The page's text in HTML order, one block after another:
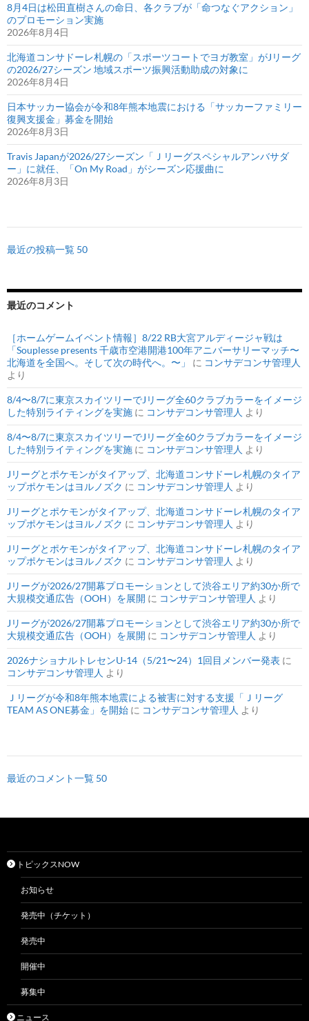
8月4日は松田直樹さんの命日、各クラブが「命つなぐアクション」
のプロモーション実施
2026年8月4日
北海道コンサドーレ札幌の「スポーツコートでヨガ教室」がJリーグ
の2026/27シーズン 地域スポーツ振興活動助成の対象に
2026年8月4日
日本サッカー協会が令和8年熊本地震における「サッカーファミリー
復興支援金」募金を開始
2026年8月3日
Travis Japanが2026/27シーズン「Ｊリーグスペシャルアンバサダ
ー」に就任、「On My Road」がシーズン応援曲に
2026年8月3日
最近の投稿一覧 50
最近のコメント
［ホームゲームイベント情報］8/22 RB大宮アルディージャ戦は
「Souplesse presents 千歳市空港開港100年アニバーサリーマッチ〜
北海道を全国へ。そして次の時代へ。〜」
に コンサデコンサ管理人
より
8/4〜8/7に東京スカイツリーでJリーグ全60クラブカラーをイメージ
した特別ライティングを実施 に コンサデコンサ管理人 より
8/4〜8/7に東京スカイツリーでJリーグ全60クラブカラーをイメージ
した特別ライティングを実施 に コンサデコンサ管理人 より
Jリーグとポケモンがタイアップ、北海道コンサドーレ札幌のタイア
ップポケモンはヨルノズク に コンサデコンサ管理人 より
Jリーグとポケモンがタイアップ、北海道コンサドーレ札幌のタイア
ップポケモンはヨルノズク に コンサデコンサ管理人 より
Jリーグとポケモンがタイアップ、北海道コンサドーレ札幌のタイア
ップポケモンはヨルノズク に コンサデコンサ管理人 より
Jリーグが2026/27開幕プロモーションとして渋谷エリア約30か所で
大規模交通広告（OOH）を展開 に コンサデコンサ管理人 より
Jリーグが2026/27開幕プロモーションとして渋谷エリア約30か所で
大規模交通広告（OOH）を展開 に コンサデコンサ管理人 より
2026ナショナルトレセンU-14（5/21〜24）1回目メンバー発表 に
コンサデコンサ管理人 より
Ｊリーグが令和8年熊本地震による被害に対する支援「Ｊリーグ
TEAM AS ONE募金」を開始 に コンサデコンサ管理人 より
最近のコメント一覧 50
トピックスNOW
お知らせ
発売中（チケット）
発売中
開催中
募集中
ニュース